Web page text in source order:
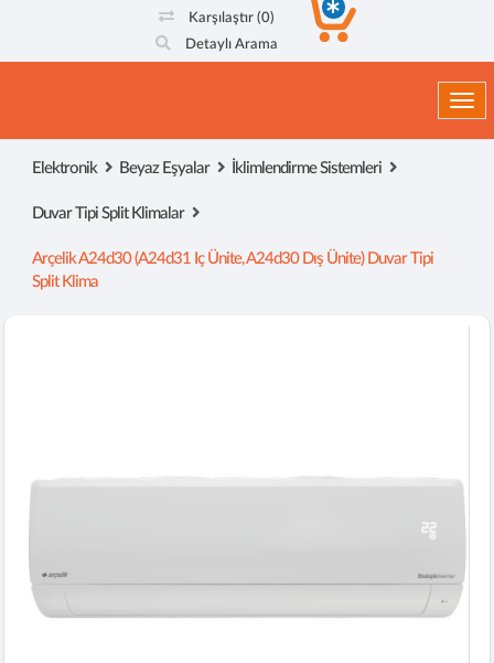
Karşılaştır (0)
Detaylı Arama
Elektronik Beyaz Eşyalar İklimlendirme Sistemleri
Duvar Tipi Split Klimalar
Arçelik A24d30 (a24d31 Iç Ünite, A24d30 Dış Ünite) Duvar Tipi
Split Klima